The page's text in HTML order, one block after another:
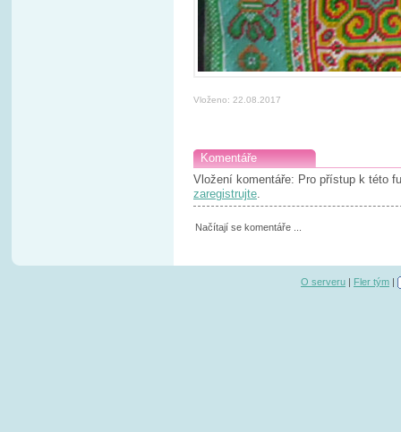
Vloženo: 22.08.2017
Komentáře
Vložení komentáře: Pro přístup k této
zaregistrujte.
Načítají se komentáře ...
O serveru | Fler tým |